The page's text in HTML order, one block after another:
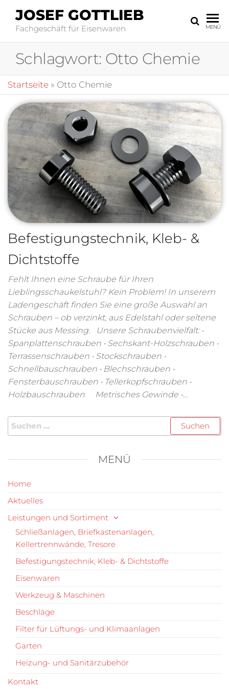
JOSEF GOTTLIEB
Fachgeschäft für Eisenwaren MENÜ
Schlagwort: Otto Chemie
Startseite » Otto Chemie
Befestigungstechnik, Kleb- &
Dichtstoffe
Fehlt Ihnen eine Schraube für Ihren
Lieblingsschaukelstuhl? Kein Problem! In unserem
Ladengeschäft finden Sie eine große Auswahl an
Schrauben – ob verzinkt, aus Edelstahl oder seltene
Stücke aus Messing. Unsere Schraubenvielfalt: •
Spanplattenschrauben • Sechskant-Holzschrauben •
Terrassenschrauben • Stockschrauben •
Schnellbauschrauben • Blechschrauben •
Fensterbauschrauben • Tellerkopfschrauben •
Holzbauschrauben Metrisches Gewinde •…
MENÜ
Home
Aktuelles
Leistungen und Sortiment
Schließanlagen, Briefkastenanlagen,
Kellertrennwände, Tresore
Befestigungstechnik, Kleb- & Dichtstoffe
Eisenwaren
Werkzeug & Maschinen
Beschläge
Filter für Lüftungs- und Klimaanlagen
Garten
Heizung- und Sanitärzubehör
Kontakt